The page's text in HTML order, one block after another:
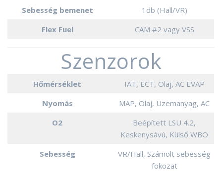
Sebesség bemenet
1db (Hall/VR)
Flex Fuel
CAM #2 vagy VSS
Szenzorok
Hőmérséklet
IAT, ECT, Olaj, AC EVAP
Nyomás
MAP, Olaj, Üzemanyag, AC
O2
Beépített LSU 4.2,
Keskenysávú, Külső WBO
Sebesség
VR/Hall, Számolt sebesség
fokozat